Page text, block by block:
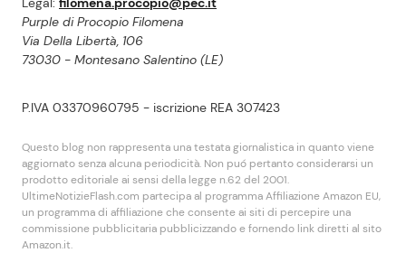
Purple di Procopio Filomena
Via Della Libertà, 106
73030 - Montesano Salentino (LE)
P.IVA 03370960795 - iscrizione REA 307423
Questo blog non rappresenta una testata giornalistica in quanto viene
aggiornato senza alcuna periodicità. Non puó pertanto considerarsi un
prodotto editoriale ai sensi della legge n.62 del 2001.
UltimeNotizieFlash.com partecipa al programma Affiliazione Amazon EU,
un programma di affiliazione che consente ai siti di percepire una
commissione pubblicitaria pubblicizzando e fornendo link diretti al sito
Amazon.it.